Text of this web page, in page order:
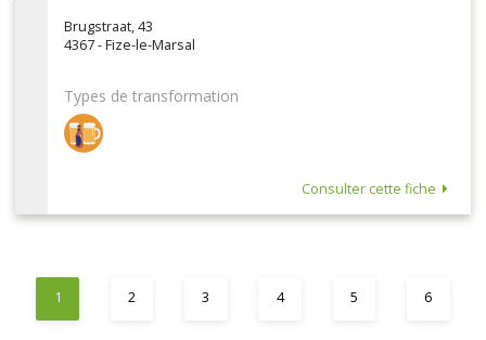
Brugstraat, 43
4367 - Fize-le-Marsal
Types de transformation
Consulter cette fiche
1 2 3 4 5 6